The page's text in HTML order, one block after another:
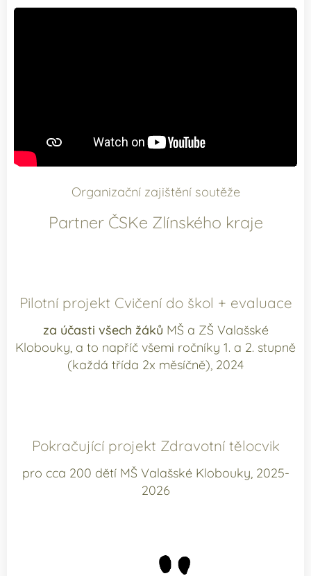
Organizační zajištění soutěže
Partner ČSKe Zlínského kraje
Pilotní projekt Cvičení do škol + evaluace
za účasti všech žáků MŠ a ZŠ Valašské
Klobouky, a to napříč všemi ročníky 1. a 2. stupně
(každá třída 2x měsíčně), 2024
Pokračující projekt Zdravotní tělocvik
pro cca 200 dětí MŠ Valašské Klobouky, 2025-
2026